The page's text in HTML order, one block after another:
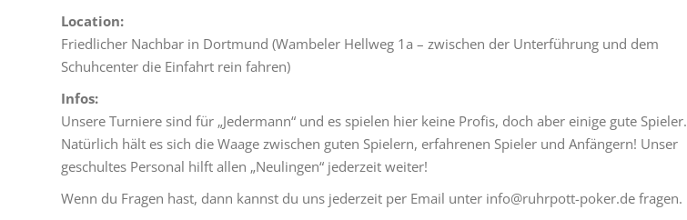
Location:
Friedlicher Nachbar in Dortmund (Wambeler Hellweg 1a – zwischen der Unterführung und dem
Schuhcenter die Einfahrt rein fahren)
Infos:
Unsere Turniere sind für „Jedermann“ und es spielen hier keine Profis, doch aber einige gute Spieler.
Natürlich hält es sich die Waage zwischen guten Spielern, erfahrenen Spieler und Anfängern! Unser
geschultes Personal hilft allen „Neulingen“ jederzeit weiter!
Wenn du Fragen hast, dann kannst du uns jederzeit per Email unter info@ruhrpott-poker.de fragen.